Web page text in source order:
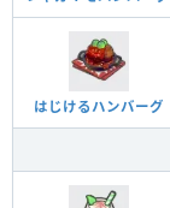
はじけるハンバーグ